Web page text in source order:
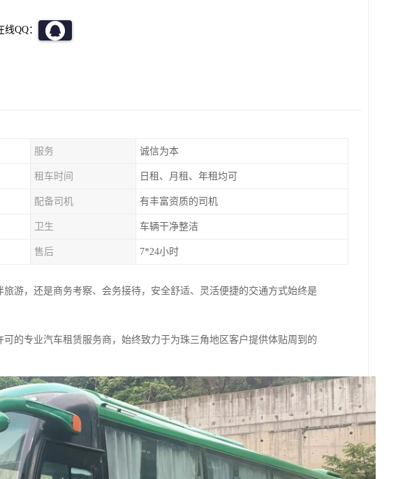
线QQ：
服务 诚信为本
租车时间 日租、月租、年租均可
配备司机 有丰富资质的司机
卫生 车辆干净整洁
售后 7*24小时
游，还是商务考察、会务接待，安全舒适、灵活便捷的交通方式始终是
的专业汽车租赁服务商，始终致力于为珠三角地区客户提供体贴周到的